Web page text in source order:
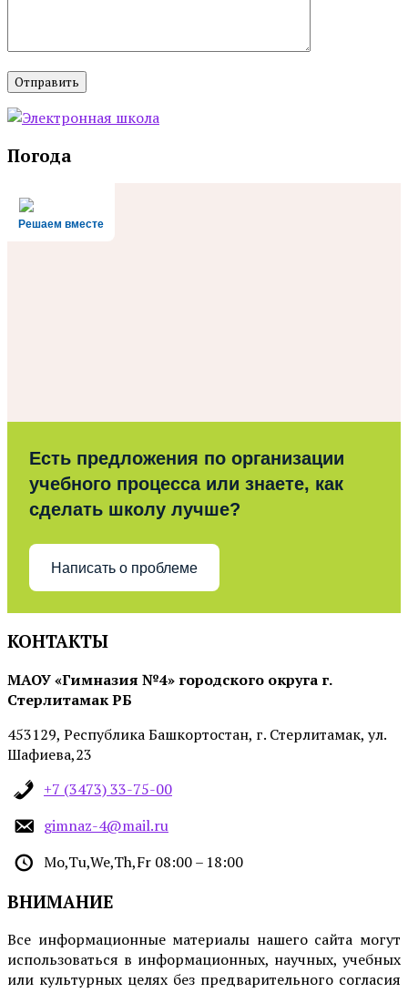
Погода
Решаем вместе
Есть предложения по организации
учебного процесса или знаете, как
сделать школу лучше?
Написать о проблеме
КОНТАКТЫ
МАОУ «Гимназия №4» городского округа г.
Стерлитамак РБ
453129, Республика Башкортостан, г. Стерлитамак, ул.
Шафиева,23
+7 (3473) 33-75-00
gimnaz-4@mail.ru
Mo,Tu,We,Th,Fr 08:00 – 18:00
ВНИМАНИЕ
Все информационные материалы нашего сайта могут
использоваться в информационных, научных, учебных
или культурных целях без предварительного согласия